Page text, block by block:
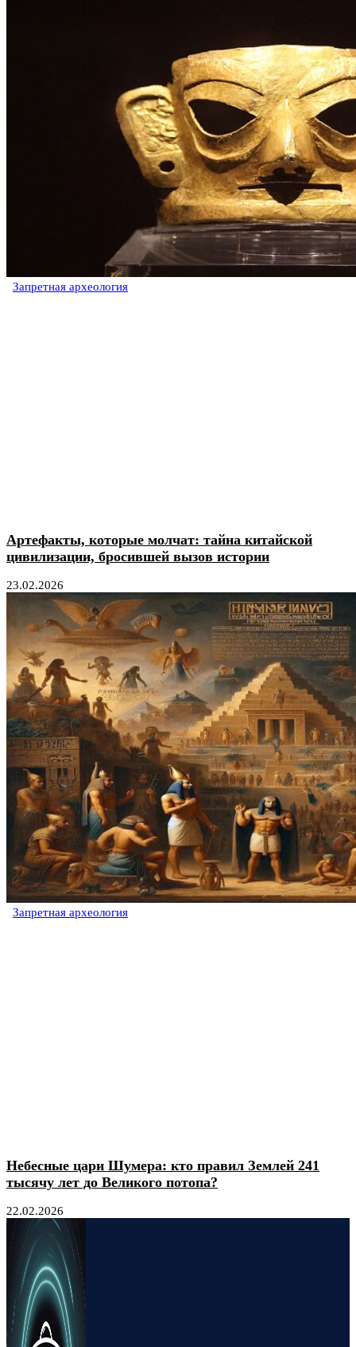
Запретная археология
Артефакты, которые молчат: тайна китайской
цивилизации, бросившей вызов истории
23.02.2026
Запретная археология
Небесные цари Шумера: кто правил Землей 241
тысячу лет до Великого потопа?
22.02.2026